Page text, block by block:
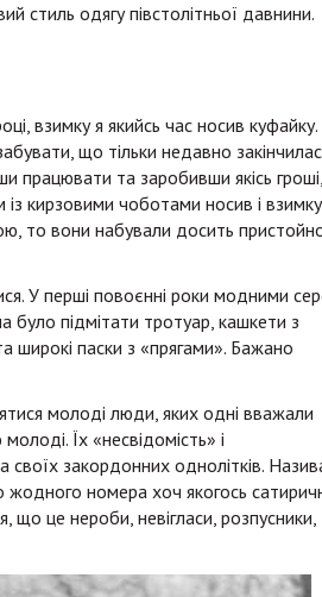
стиль одягу півстолітньої давнини.
взимку я якийсь час носив куфайку.
що тільки недавно
працювати та заробивши якісь
кирзовими чоботами носив і
то вони набували досить
У перші повоєнні роки модними
підмітати тротуар, кашкети з
широкі паски з «прягами». Бажано
молоді люди, яких одні вважали
Їх «несвідомість» і
своїх закордонних однолітків.
жодного номера хоч якогось
що це нероби, невігласи, розпусники,